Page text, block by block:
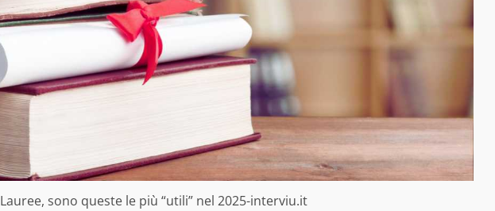
Lauree, sono queste le più “utili” nel 2025-interviu.it